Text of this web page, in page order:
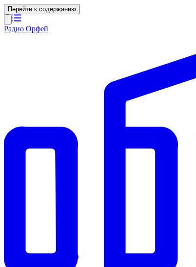
Перейти к содержанию
Радио Орфей